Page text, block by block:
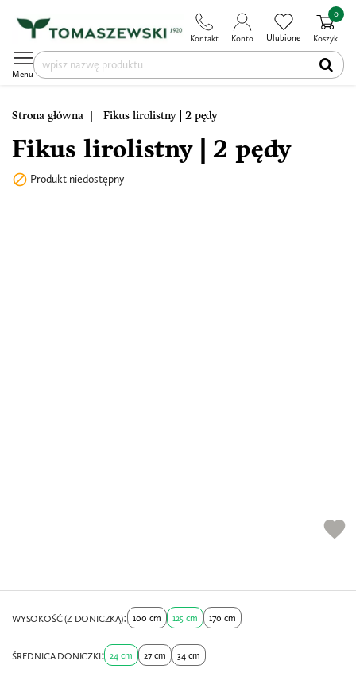
Kontakt Konto Ulubione Koszyk
0
Menu
Strona główna Fikus lirolistny | 2 pędy
Fikus lirolistny | 2 pędy
 Produkt niedostępny
WYSOKOŚĆ (Z DONICZKĄ) 100 cm 125 cm 170 cm
ŚREDNICA DONICZKI 24 cm 27 cm 34 cm
favorite